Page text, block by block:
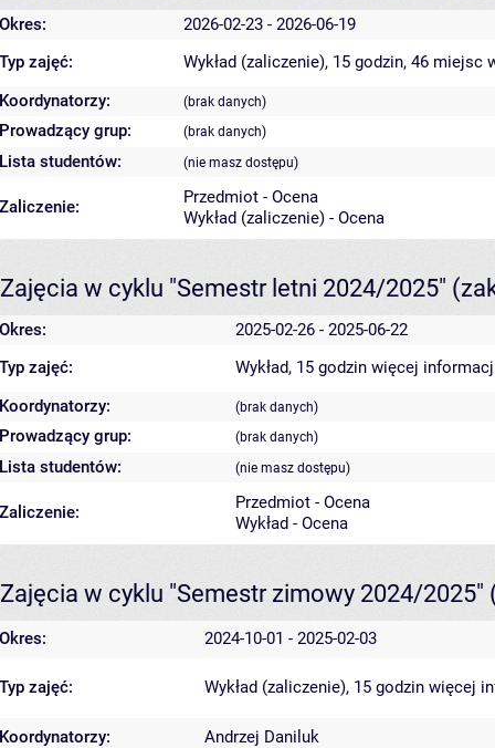
Okres:
2026-02-23 - 2026-06-19
Typ zajęć:
Wykład (zaliczenie), 15 godzin, 46 miejsc
Koordynatorzy:
(brak danych)
Prowadzący grup: (brak danych)
Lista studentów: (nie masz dostępu)
Zaliczenie:
Przedmiot - Ocena
Wykład (zaliczenie) - Ocena
Zajęcia w cyklu "Semestr letni 2024/2025"
Okres:
2025-02-26 - 2025-06-22
Typ zajęć:
Wykład, 15 godzin więcej
Koordynatorzy:
(brak danych)
Prowadzący grup: (brak danych)
Lista studentów: (nie masz dostępu)
Zaliczenie:
Przedmiot - Ocena
Wykład - Ocena
Zajęcia w cyklu "Semestr zimowy 2024/2025"
Okres: 2024-10-01 - 2025-02-03
Typ zajęć: Wykład (zaliczenie), 15 godzin więcej
Koordynatorzy:
Andrzej Daniluk